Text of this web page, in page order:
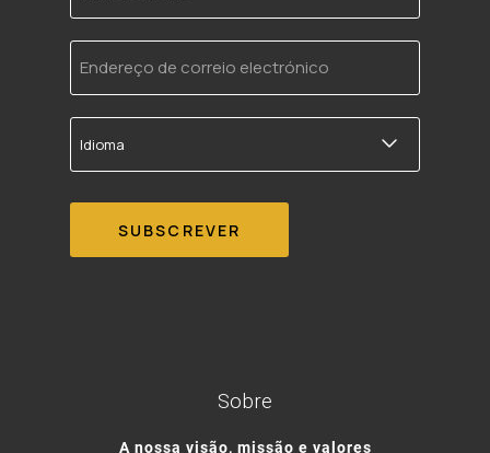
Endereço
de
correio
electrónico
Idioma
Sobre
A nossa visão, missão e valores